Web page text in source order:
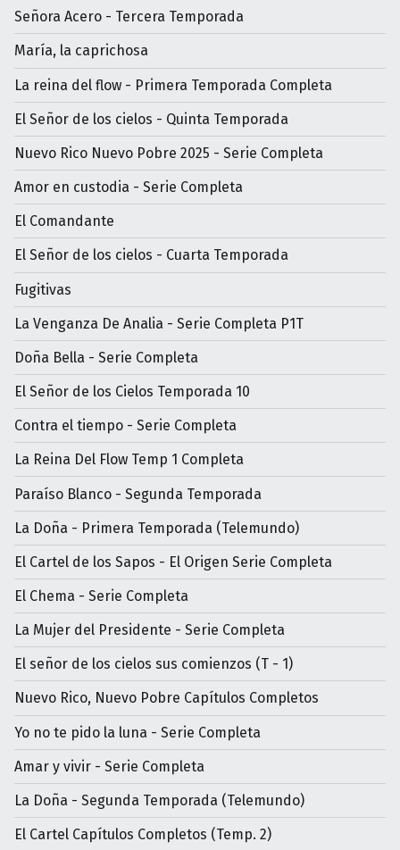
Señora Acero - Tercera Temporada
María, la caprichosa
La reina del flow - Primera Temporada Completa
El Señor de los cielos - Quinta Temporada
Nuevo Rico Nuevo Pobre 2025 - Serie Completa
Amor en custodia - Serie Completa
El Comandante
El Señor de los cielos - Cuarta Temporada
Fugitivas
La Venganza De Analia - Serie Completa P1T
Doña Bella - Serie Completa
El Señor de los Cielos Temporada 10
Contra el tiempo - Serie Completa
La Reina Del Flow Temp 1 Completa
Paraíso Blanco - Segunda Temporada
La Doña - Primera Temporada (Telemundo)
El Cartel de los Sapos - El Origen Serie Completa
El Chema - Serie Completa
La Mujer del Presidente - Serie Completa
El señor de los cielos sus comienzos (T - 1)
Nuevo Rico, Nuevo Pobre Capítulos Completos
Yo no te pido la luna - Serie Completa
Amar y vivir - Serie Completa
La Doña - Segunda Temporada (Telemundo)
El Cartel Capítulos Completos (Temp. 2)